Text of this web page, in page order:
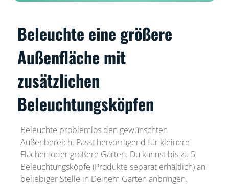
Beleuchte eine größere
Außenfläche mit
zusätzlichen
Beleuchtungsköpfen
Beleuchte problemlos den gewünschten
Außenbereich. Passt hervorragend für kleinere
Flächen oder größere Gärten. Du kannst bis zu 5
Beleuchtungsköpfe (Produkte separat erhältlich) an
beliebiger Stelle in Deinem Garten anbringen.